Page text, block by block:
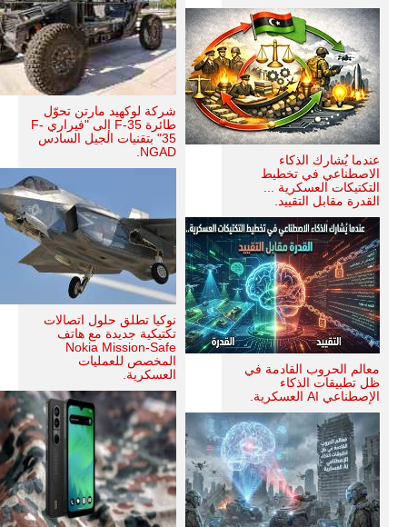
عندما يُشارك الذكاء
الاصطناعي في تخطيط
التكتيكات العسكرية ...
القدرة مقابل التقييد.
معالم الحروب القادمة في
ظل تطبيقات الذكاء
الإصطناعي AI العسكرية.
شركة لوكهيد مارتن تحوّل
طائرة F-35 إلى "فيراري F-
35" بتقنيات الجيل السادس
NGAD.
نوكيا تطلق حلول اتصالات
تكتيكية جديدة مع هاتف
Nokia Mission-Safe
المخصص للعمليات
العسكرية.